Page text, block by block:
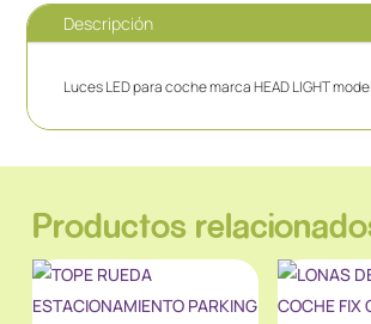
Descripción
Luces LED para coche marca HEAD LIGHT
Productos